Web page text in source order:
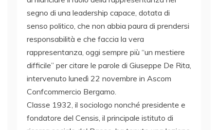
segno di una leadership capace, dotata di
senso politico, che non abbia paura di prendersi
responsabilità e che faccia la vera
rappresentanza, oggi sempre più “un mestiere
difficile” per citare le parole di Giuseppe De Rita,
intervenuto lunedì 22 novembre in Ascom
Confcommercio Bergamo.
Classe 1932, il sociologo nonché presidente e
fondatore del Censis, il principale istituto di